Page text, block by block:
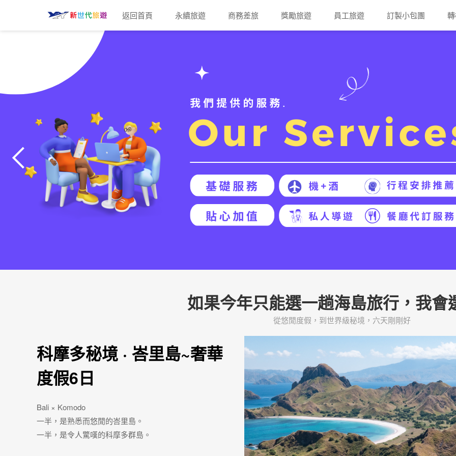
返回首頁 永續旅遊 商務差旅 獎勵旅遊 員工旅遊 訂製小包團
如果今年只能選一趟海島旅行，我會
從悠閒度假，到世界級秘境，六天剛剛好
科摩多秘境 · 峇里島~奢華
度假6日
Bali × Komodo
一半，是熟悉而悠閒的峇里島。
一半，是令人驚嘆的科摩多群島。